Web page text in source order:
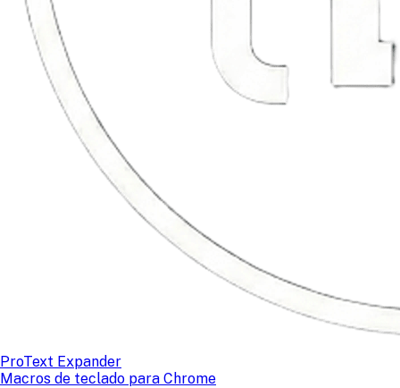
ProText Expander
Macros de teclado para Chrome